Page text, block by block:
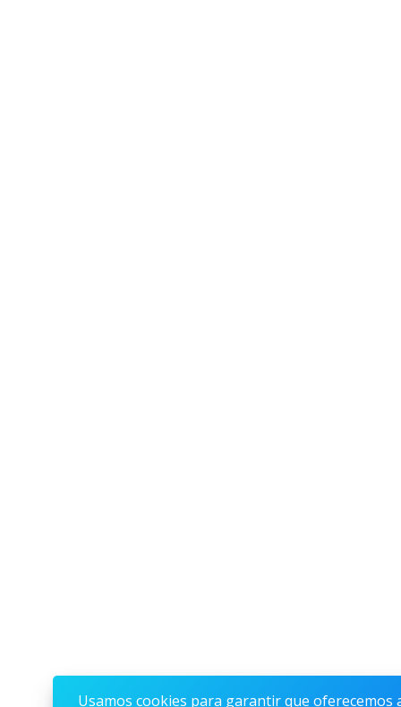
Usamos cookies para garantir que oferecemos